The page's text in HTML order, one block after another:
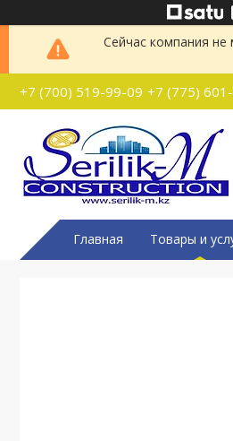
Сейчас компания
+7 (700) 519-99-09 +7 (775)
Главная Товары и